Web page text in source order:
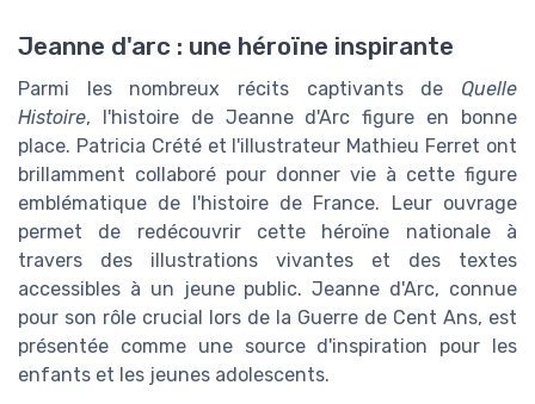
Jeanne d'arc : une héroïne inspirante
Parmi les nombreux récits captivants de Quelle
Histoire, l'histoire de Jeanne d'Arc figure en bonne
place. Patricia Crété et l'illustrateur Mathieu Ferret ont
brillamment collaboré pour donner vie à cette figure
emblématique de l'histoire de France. Leur ouvrage
permet de redécouvrir cette héroïne nationale à
travers des illustrations vivantes et des textes
accessibles à un jeune public. Jeanne d'Arc, connue
pour son rôle crucial lors de la Guerre de Cent Ans, est
présentée comme une source d'inspiration pour les
enfants et les jeunes adolescents.